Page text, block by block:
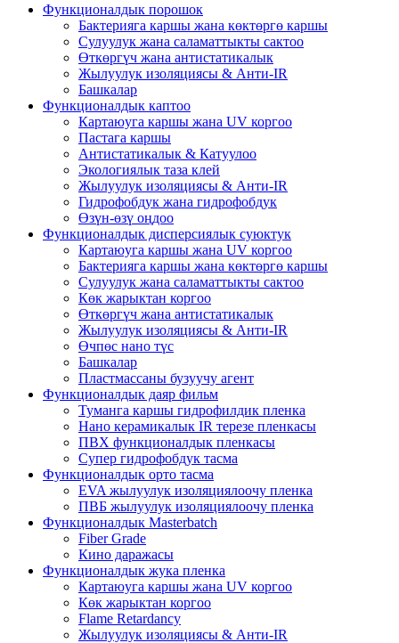
Функционалдык порошок
Бактерияга каршы жана көктөргө каршы
Сулуулук жана саламаттыкты сактоо
Өткөргүч жана антистатикалык
Жылуулук изоляциясы & Анти-IR
Башкалар
Функционалдык каптоо
Картаюуга каршы жана UV коргоо
Пастага каршы
Антистатикалык & Катуулоо
Экологиялык таза клей
Жылуулук изоляциясы & Анти-IR
Гидрофобдук жана гидрофобдук
Өзүн-өзү оңдоо
Функционалдык дисперсиялык суюктук
Картаюуга каршы жана UV коргоо
Бактерияга каршы жана көктөргө каршы
Сулуулук жана саламаттыкты сактоо
Көк жарыктан коргоо
Өткөргүч жана антистатикалык
Жылуулук изоляциясы & Анти-IR
Өчпөс нано түс
Башкалар
Пластмассаны бузуучу агент
Функционалдык даяр фильм
Туманга каршы гидрофилдик пленка
Нано керамикалык IR терезе пленкасы
ПВХ функционалдык пленкасы
Супер гидрофобдук тасма
Функционалдык орто тасма
EVA жылуулук изоляциялоочу пленка
ПВБ жылуулук изоляциялоочу пленка
Функционалдык Masterbatch
Fiber Grade
Кино даражасы
Функционалдык жука пленка
Картаюуга каршы жана UV коргоо
Көк жарыктан коргоо
Flame Retardancy
Жылуулук изоляциясы & Анти-IR